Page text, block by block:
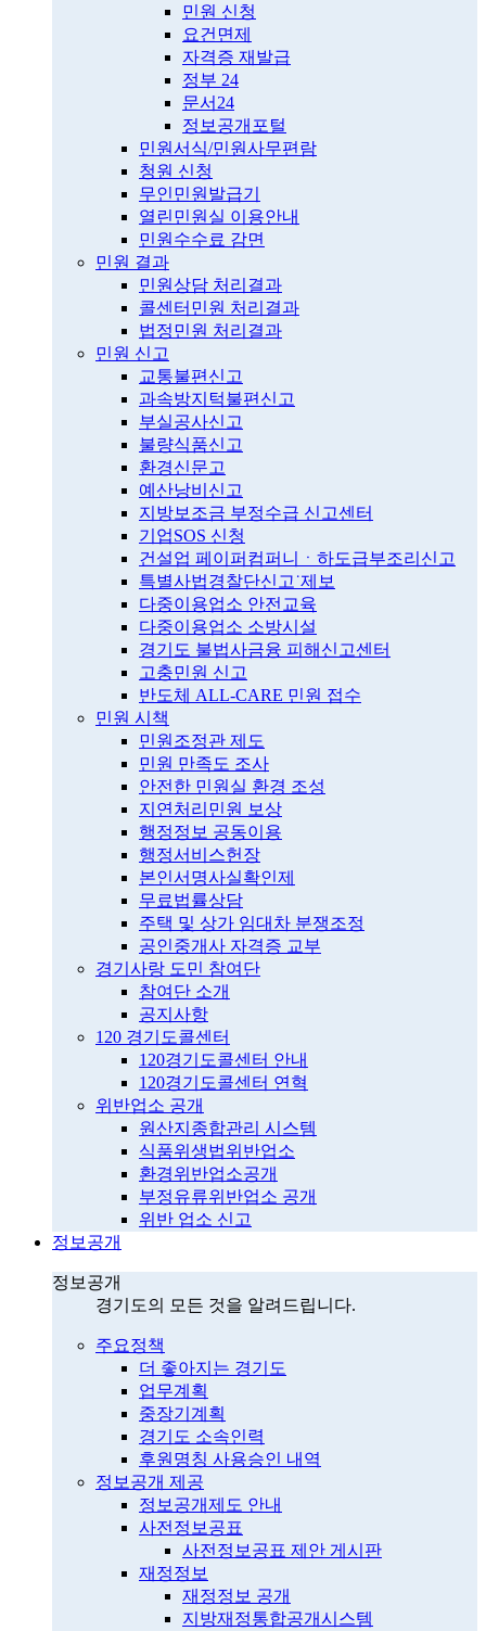
민원 신청
요건면제
자격증 재발급
정부 24
문서24
정보공개포털
민원서식/민원사무편람
청원 신청
무인민원발급기
열린민원실 이용안내
민원수수료 감면
민원 결과
민원상담 처리결과
콜센터민원 처리결과
법정민원 처리결과
민원 신고
교통불편신고
과속방지턱불편신고
부실공사신고
불량식품신고
환경신문고
예산낭비신고
지방보조금 부정수급 신고센터
기업SOS 신청
건설업 페이퍼컴퍼니ㆍ하도급부조리신고
특별사법경찰단신고˙제보
다중이용업소 안전교육
다중이용업소 소방시설
경기도 불법사금융 피해신고센터
고충민원 신고
반도체 ALL-CARE 민원 접수
민원 시책
민원조정관 제도
민원 만족도 조사
안전한 민원실 환경 조성
지연처리민원 보상
행정정보 공동이용
행정서비스헌장
본인서명사실확인제
무료법률상담
주택 및 상가 임대차 분쟁조정
공인중개사 자격증 교부
경기사랑 도민 참여단
참여단 소개
공지사항
120 경기도콜센터
120경기도콜센터 안내
120경기도콜센터 연혁
위반업소 공개
원산지종합관리 시스템
식품위생법위반업소
환경위반업소공개
부정유류위반업소 공개
위반 업소 신고
정보공개
정보공개
경기도의 모든 것을 알려드립니다.
주요정책
더 좋아지는 경기도
업무계획
중장기계획
경기도 소속인력
후원명칭 사용승인 내역
정보공개 제공
정보공개제도 안내
사전정보공표
사전정보공표 제안 게시판
재정정보
재정정보 공개
지방재정통합공개시스템